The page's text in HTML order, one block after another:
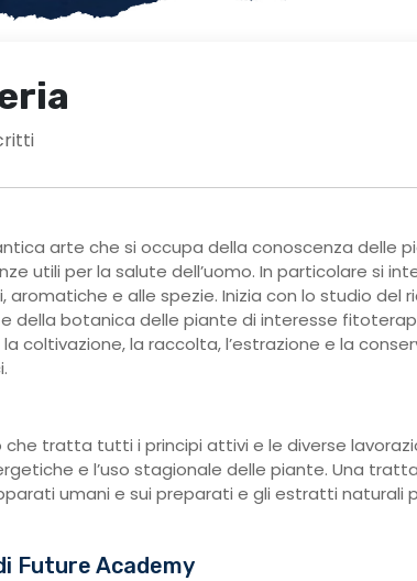
arte che si occupa della conoscenza delle
utili per la salute dell’uomo. In particolare si
aromatiche e alle spezie. Inizia con lo studio del
della botanica delle piante di interesse
coltivazione, la raccolta, l’estrazione e la
tratta tutti i principi attivi e le diverse
e l’uso stagionale delle piante. Una
umani e sui preparati e gli estratti naturali
Future Academy